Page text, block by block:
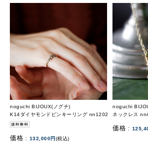
noguchi BIJOUX(ノグチ)
K14ダイヤモンドピンキーリング nn1202
価格 : 132,000円 (税込)
noguchi
ネックレス
価格 :